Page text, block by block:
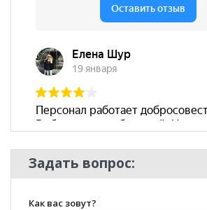
могут отличаться от цен в розничных
Задать вопрос:
Как вас зовут?